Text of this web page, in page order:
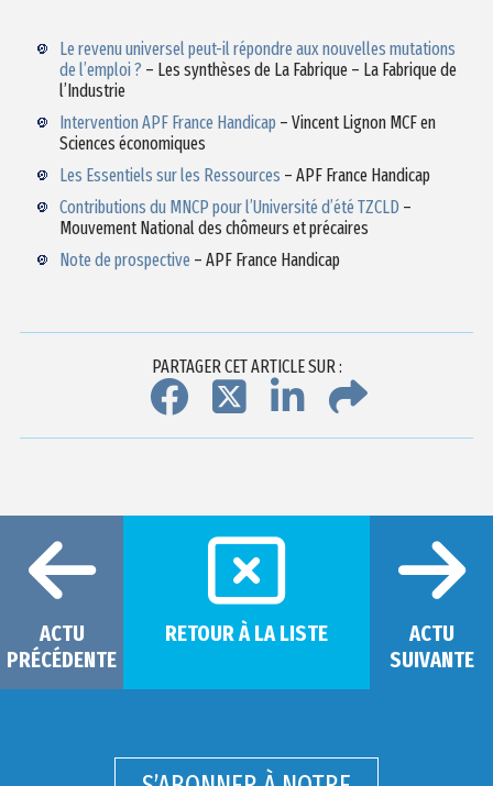
Le revenu universel peut-il répondre aux nouvelles mutations
de l’emploi ? – Les synthèses de La Fabrique – La Fabrique de
l’Industrie
Intervention APF France Handicap – Vincent Lignon MCF en
Sciences économiques
Les Essentiels sur les Ressources – APF France Handicap
Contributions du MNCP pour l’Université d’été TZCLD –
Mouvement National des chômeurs et précaires
Note de prospective – APF France Handicap
PARTAGER CET ARTICLE SUR :
ACTU
PRÉCÉDENTE
RETOUR À LA LISTE
ACTU
SUIVANTE